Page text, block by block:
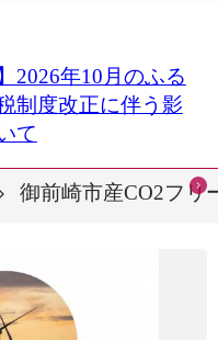
2026年10月のふる
制度改正に伴う影
て
御前崎市産CO2フリ